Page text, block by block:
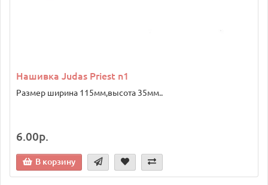
Нашивка Judas Priest n1
Размер ширина 115мм,высота 35мм..
6.00р.
В корзину